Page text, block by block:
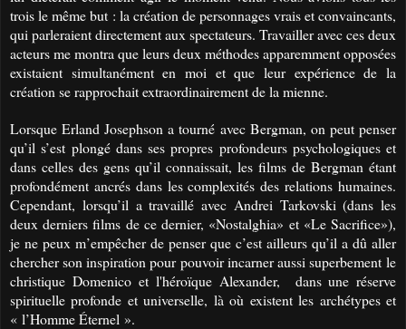
trois le même but : la création de personnages vrais et convaincants,
qui parleraient directement aux spectateurs. Travailler avec ces deux
acteurs me montra que leurs deux méthodes apparemment opposées
existaient simultanément en moi et que leur expérience de la
création se rapprochait extraordinairement de la mienne.
Lorsque Erland Josephson a tourné avec Bergman, on peut penser
qu’il s’est plongé dans ses propres profondeurs psychologiques et
dans celles des gens qu’il connaissait, les films de Bergman étant
profondément ancrés dans les complexités des relations humaines.
Cependant, lorsqu’il a travaillé avec Andrei Tarkovski (dans les
deux derniers films de ce dernier, «Nostalghia» et «Le Sacrifice»),
je ne peux m’empêcher de penser que c’est ailleurs qu’il a dû aller
chercher son inspiration pour pouvoir incarner aussi superbement le
christique Domenico etl'héroïque Alexander, dans une réserve
spirituelle profonde et universelle, là où existent les archétypes et
« l’Homme Éternel ».